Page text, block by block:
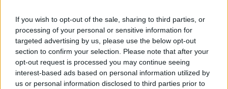
If you wish to opt-out of the sale, sharing to third parties, or
processing of your personal or sensitive information for
targeted advertising by us, please use the below opt-out
section to confirm your selection. Please note that after your
opt-out request is processed you may continue seeing
interest-based ads based on personal information utilized by
us or personal information disclosed to third parties prior to
όλοι θα κληθούμε να αναλάβουμε τις
ευθύνες μας»
18 Απριλίου 2026 21:24